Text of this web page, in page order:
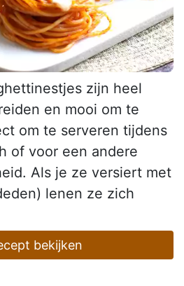
zijn heel
en mooi om te
om te serveren tijdens
of voor een andere
Als je ze versiert met
lenen ze zich
bekijken